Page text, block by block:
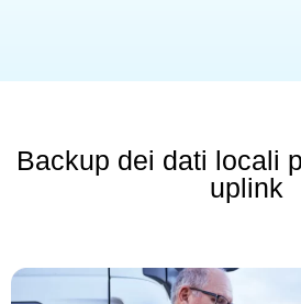
Backup dei dati locali
uplink